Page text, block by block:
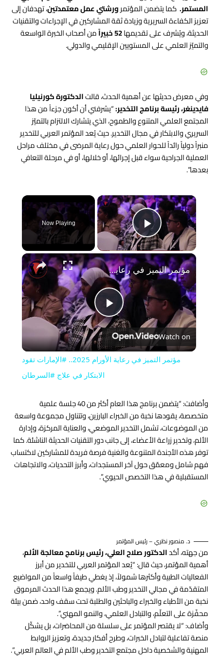
المستمر. كما يتضمن المؤتمرورشتي عمل معتمدتين، تهدفان إلى
تعزيز الكفاءة السريرية وزيادة ثقة المشاركين في الإجراءات والتقنيات
الحديثة، ويُشرف على تقديمها52 خبيراً
من أصحاب الخبرة الواسعة
والتميّز العلمي على المستويين الإقليمي والدولي.
وفي معرض حديثها عن أهمية الحدث، قالتالدكتورة كورنيليا
فايدينغر، رئيسة برنامج التخدير:“يشرفني أن أكون جزءاً من هذا
المجتمع العلمي المتنوع والطموح، الذي يتشارك الالتزام بالتميّز
السريري والابتكار في مجال التخدير. حيث يُعد المؤتمر العربي للتخدير
منبراً دولياً رائداً للحوار العلمي حول رعاية المرضى في مختلف مراحل
العملية الجراحية سواء قبل إجرائها، أو خلالها، أو في مرحلة التعافي
بعدها”.
×
Play Video
Now Playing
×
Play
Video
مؤتمر التميز في رعاية الأورام 2025.. #الإمارات تقود الابتكار في علاج #السرطان
Watch on
مؤتمر التميز في رعاية الأورام 2025.. #الإمارات تقود
الابتكار في علاج #السرطان
وأضافت: “يتضمن برنامج هذا العام أكثر من 40 جلسة علمية
متخصصة، يقودها نخبة من الخبراء البارزين، وتتناول مجموعة واسعة
من الموضوعات، تشمل التخدير الموضعي، والعناية المركزة، وإدارة
الألم، وتخدير زراعة الأعضاء، إلى جانب دور التقنيات الحديثة الناشئة. كما
توفر هذه الأجندة المتنوعة والغنية فرصة فريدة للمشاركين لاكتساب
فهم شامل ومعمّق حول آخر المستجدات، وأبرز التحديات، والاتجاهات
المستقبلية في هذا التخصص الحيوي”.
د. منصور نظري – رئيس المؤتمر
من جهته، أكدالدكتور صلاح العلي، رئيس برنامج معالجة الألم،
أهمية المؤتمر، حيث قال: “يُعد المؤتمر العربي للتخدير من أبرز
الفعاليات الطبية وأكثرها شمولاً، إذ يغطي طيفاً واسعاً من المواضيع
المتقدّمة في مجالي التخدير وطب الألم. ويجمع هذا الحدث المرموق
نخبة من الأطباء والخبراء والباحثين والطلبة تحت سقف واحد، ضمن بيئة
محفّزة على التعلّم، والتبادل العلمي، والنمو المهني”.
وأضاف: “لا يقتصر المؤتمر على سلسلة من المحاضرات، بل يشكّل
منصة تفاعلية لتبادل الخبرات، وطرح أفكار جديدة، وتعزيز الروابط
المهنية والشخصية داخل مجتمع التخدير وطب الألم في العالم العربي”.